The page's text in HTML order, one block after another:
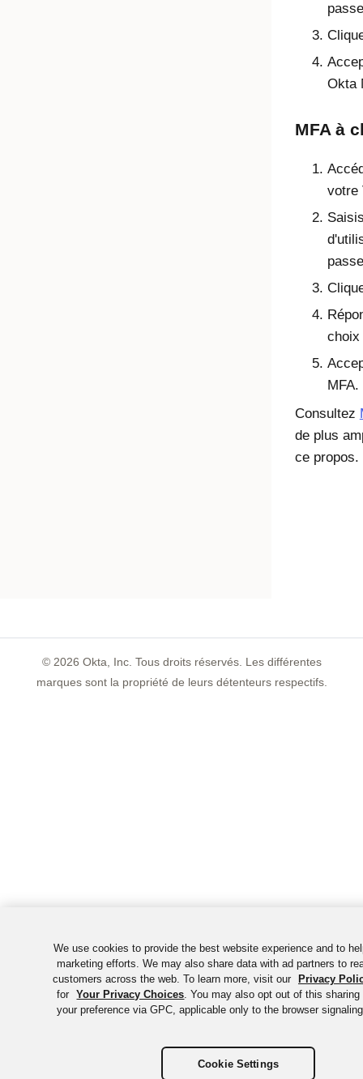
Okta
MFA à
votre
choix
MFA.
Consultez
de plus
ce propos.
© 2026 Okta, Inc. Tous droits réservés. Les différentes
marques sont la propriété de leurs détenteurs respectifs.
We use cookies to provide the best website experience and to
marketing efforts. We may also share data with ad partners to
customers across the web. To learn more, visit our
Privacy
for
Your Privacy Choices. You may also opt out of this
your preference via GPC, applicable only to the browser
Cookie Settings